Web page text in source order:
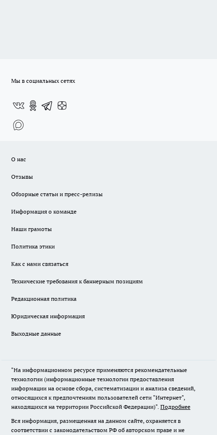
Мы в социальных сетях
О нас
Отзывы
Обзорные статьи и пресс-релизы
Информация о команде
Наши грамоты
Политика этики
Как с нами связаться
Технические требования к баннерным позициям
Редакционная политика
Юридическая информация
Выходные данные
"На информационном ресурсе применяются рекомендательные
технологии (информационные технологии предоставления
информации на основе сбора, систематизации и анализа сведений,
относящихся к предпочтениям пользователей сети "Интернет",
находящихся на территории Российской Федерации)". Подробнее
Вся информация, размещенная на данном сайте, охраняется в
соответствии с законодательством РФ об авторском праве и не